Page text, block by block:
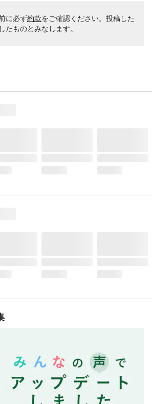
に必ず約款をご確認ください。投稿した
たものとみなします。